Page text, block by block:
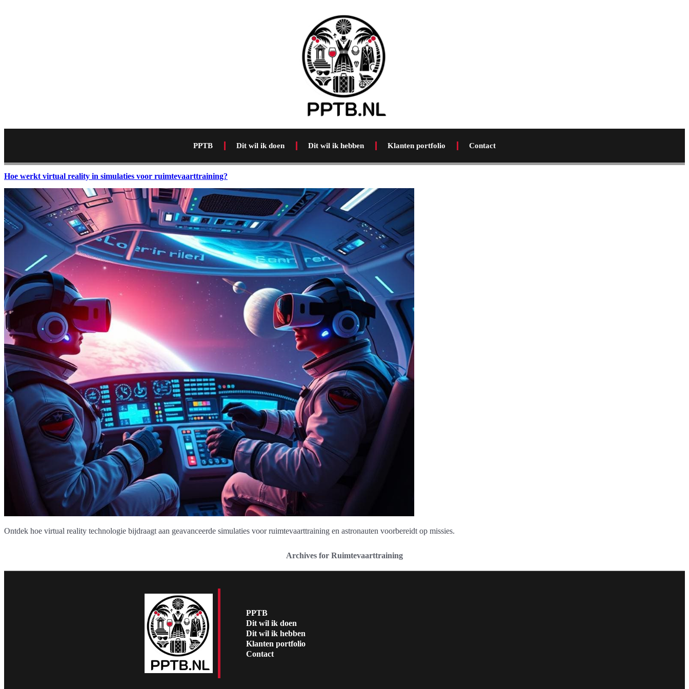
PPTB Dit wil ik doen Dit wil ik hebben Klanten portfolio Contact
Hoe werkt virtual reality in simulaties voor ruimtevaarttraining?
Ontdek hoe virtual reality technologie bijdraagt aan geavanceerde simulaties voor ruimtevaarttraining en astronauten voorbereidt op missies.
Archives for Ruimtevaarttraining
PPTB
Dit wil ik doen
Dit wil ik hebben
Klanten portfolio
Contact